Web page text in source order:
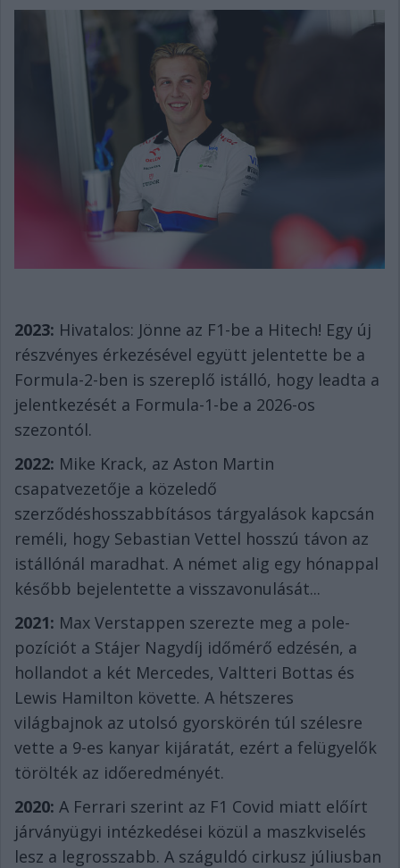
2023: Hivatalos: Jönne az F1-be a Hitech! Egy új
részvényes érkezésével együtt jelentette be a
Formula-2-ben is szereplő istálló, hogy leadta a
jelentkezését a Formula-1-be a 2026-os
szezontól.
2022: Mike Krack, az Aston Martin
csapatvezetője a közeledő
szerződéshosszabbításos tárgyalások kapcsán
reméli, hogy Sebastian Vettel hosszú távon az
istállónál maradhat. A német alig egy hónappal
később bejelentette a visszavonulását...
2021: Max Verstappen szerezte meg a pole-
pozíciót a Stájer Nagydíj időmérő edzésén, a
hollandot a két Mercedes, Valtteri Bottas és
Lewis Hamilton követte. A hétszeres
világbajnok az utolsó gyorskörén túl szélesre
vette a 9-es kanyar kijáratát, ezért a felügyelők
törölték az időeredményét.
2020: A Ferrari szerint az F1 Covid miatt előírt
járványügyi intézkedései közül a maszkviselés
lesz a legrosszabb. A száguldó cirkusz júliusban